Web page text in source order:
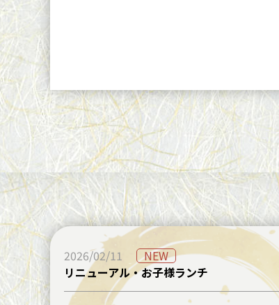
2026/02/11
NEW
リニューアル・お子様ランチ